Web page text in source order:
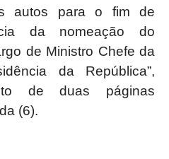
autos para o fim de
da nomeação do
de Ministro Chefe da
da República”,
de duas páginas
(6).